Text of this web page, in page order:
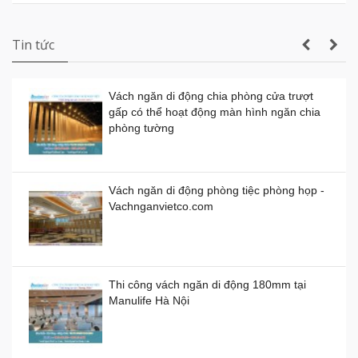
Demo Vách Ngăn Di Động Cho Bệnh Viện
Demo Vách Ngăn Di Động cho Văn Phòng
Vách ngăn di động bằng nhựa giá thành
bao nhiêu 1 mét vuông?
Vách ngăn di động bằng gỗ, kính, nhựa
Vách ngăn kính di động giá rẻ
Tin tức
Vách ngăn di động chia phòng cửa trượt
gấp có thể hoạt động màn hình ngăn chia
phòng tường
Vách ngăn di động phòng tiệc phòng họp -
Vachnganvietco.com
Thi công vách ngăn di động 180mm tại
Manulife Hà Nội